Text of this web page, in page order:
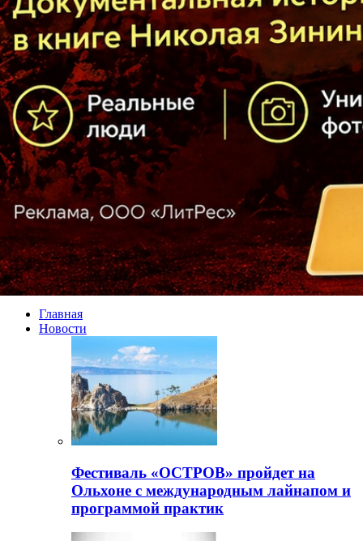
Главная
Новости
Фестиваль «ОСТРОВ» пройдет на
Ольхоне с международным лайнапом и
программой практик